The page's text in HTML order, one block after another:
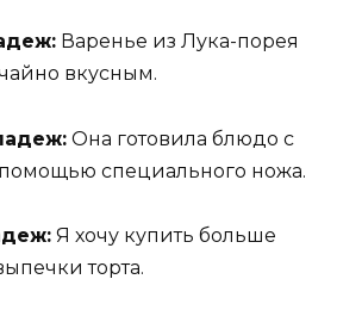
Варенье из Лука-порея
вкусным.
Она готовила блюдо с
специального ножа.
Я хочу купить больше
торта.